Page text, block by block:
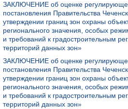
ЗАКЛЮЧЕНИЕ об оценке
постановления Правительства
утверждении границ зон охраны
регионального значения, особых
и требований к градостроительным
территорий данных зон»
ЗАКЛЮЧЕНИЕ об оценке
постановления Правительства
утверждении границ зон охраны
регионального значения, особых
и требований к градостроительным
территорий данных зон»